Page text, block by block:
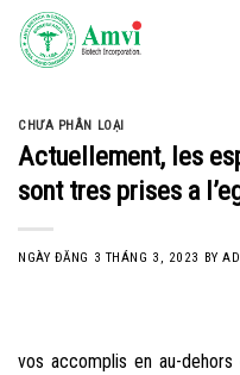
Skip
content
CHƯA PHÂN LOẠI
Actuellement, les
sont tres prises a
NGÀY ĐĂNG 3 THÁNG 3, 2023 BY
vos accomplis en au-